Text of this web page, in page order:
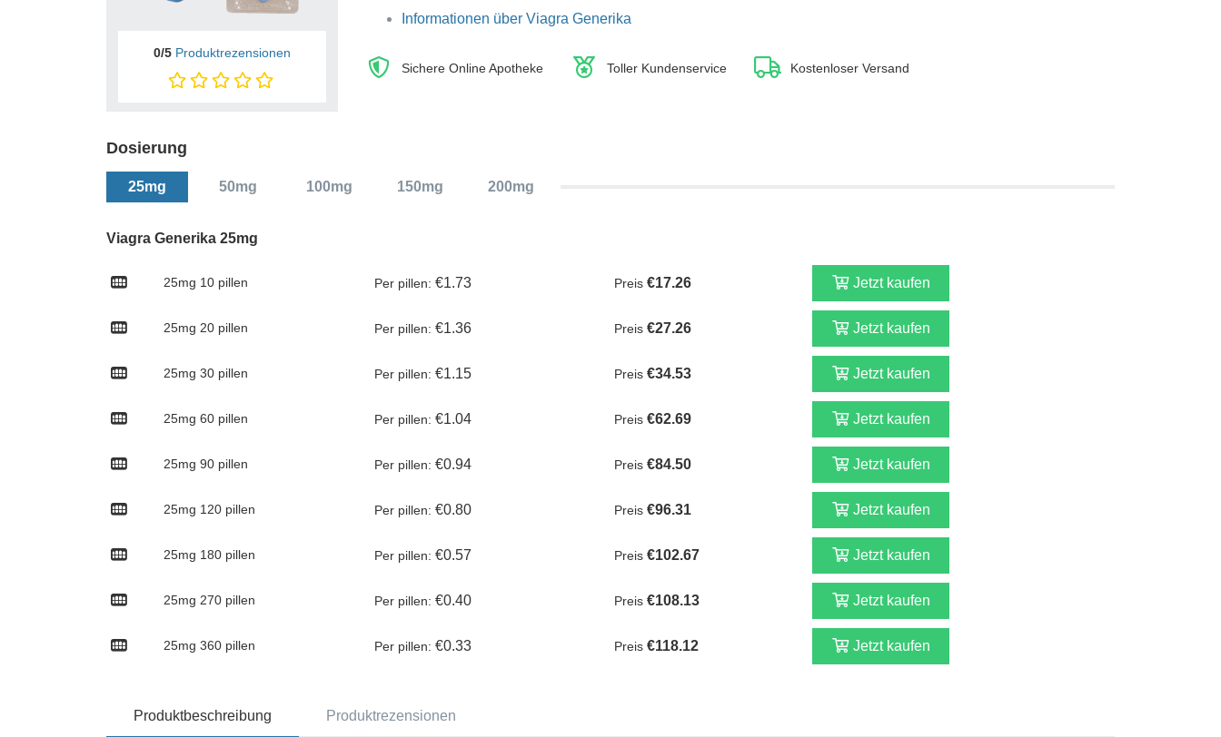
0/5 Produktrezensionen
Informationen über Viagra Generika
Sichere Online Apotheke Toller Kundenservice Kostenloser Versand
Dosierung
25mg 50mg 100mg 150mg 200mg
Viagra Generika 25mg
25mg 10 pillen Per pillen: €1.73 Preis €17.26 Jetzt kaufen
25mg 20 pillen Per pillen: €1.36 Preis €27.26 Jetzt kaufen
25mg 30 pillen Per pillen: €1.15 Preis €34.53 Jetzt kaufen
25mg 60 pillen Per pillen: €1.04 Preis €62.69 Jetzt kaufen
25mg 90 pillen Per pillen: €0.94 Preis €84.50 Jetzt kaufen
25mg 120 pillen Per pillen: €0.80 Preis €96.31 Jetzt kaufen
25mg 180 pillen Per pillen: €0.57 Preis €102.67 Jetzt kaufen
25mg 270 pillen Per pillen: €0.40 Preis €108.13 Jetzt kaufen
25mg 360 pillen Per pillen: €0.33 Preis €118.12 Jetzt kaufen
Produktbeschreibung Produktrezensionen